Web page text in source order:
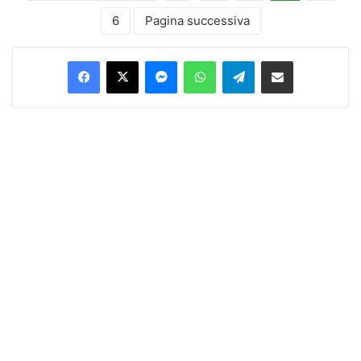
6 Pagina successiva
Facebook
X MessengerWhatsAppTelegramCondividi via Email